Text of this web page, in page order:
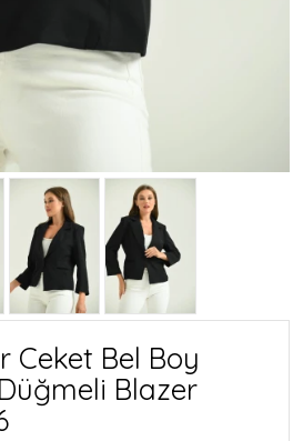
Ceket Bel Boy
Blazer